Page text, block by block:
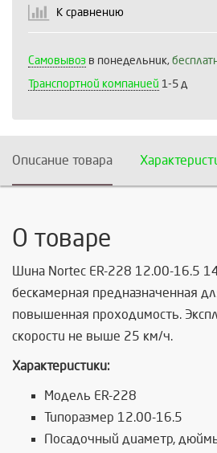
К сравнению
Самовывоз в понедельник,
Транспортной компанией 1-5 д
Описание товара
О товаре
Шина Nortec ER-228 12.00-16.5
бескамерная предназначенная
повышенная проходимость.
скорости не выше 25 км/ч.
Характеристики:
Модель ER-228
Типоразмер 12.00-16.5
Посадочный диаметр,